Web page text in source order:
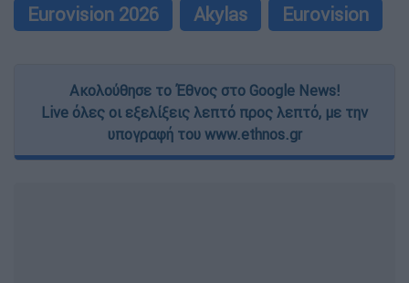
Eurovision 2026 Akylas Eurovision
Ακολούθησε το Έθνος στο Google News!
Live όλες οι εξελίξεις λεπτό προς λεπτό, με την
υπογραφή του www.ethnos.gr